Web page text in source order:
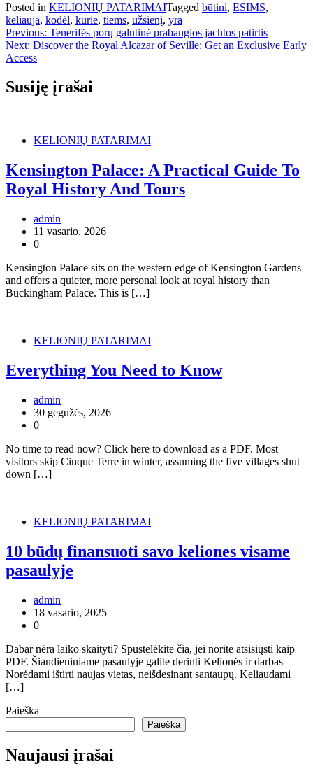
Posted in KELIONIŲ PATARIMAITagged būtini, ESIMS,
keliauja, kodėl, kurie, tiems, užsienį, yra
Navigacija
tarp
Previous: Tenerifės porų galutinė prabangios jachtos patirtis
Next: Discover the Royal Alcazar of Seville: Get an Exclusive Early
Access
Susiję įrašai
KELIONIŲ PATARIMAI
Kensington Palace: A Practical Guide To
Royal History And Tours
admin
11 vasario, 2026
0
Kensington Palace sits on the western edge of Kensington Gardens
and offers a quieter, more personal look at royal history than
Buckingham Palace. This is […]
KELIONIŲ PATARIMAI
Everything You Need to Know
admin
30 gegužės, 2026
0
No time to read now? Click here to download as a PDF. Most
visitors skip Cinque Terre in winter, assuming the five villages shut
down […]
KELIONIŲ PATARIMAI
10 būdų finansuoti savo keliones visame
pasaulyje
admin
18 vasario, 2025
0
Dabar nėra laiko skaityti? Spustelėkite čia, jei norite atsisiųsti kaip
PDF. Šiandieniniame pasaulyje galite derinti Kelionės ir darbas
Norėdami ištirti naujas vietas, neišdesinant santaupų. Keliaudami
[…]
Paieška
Paieška
Naujausi įrašai